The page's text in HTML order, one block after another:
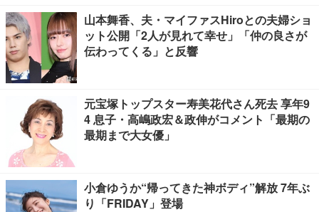
山本舞香、夫・マイファスHiroとの夫婦ショ
ット公開「2人が見れて幸せ」「仲の良さが
伝わってくる」と反響
元宝塚トップスター寿美花代さん死去 享年9
4 息子・高嶋政宏＆政伸がコメント「最期の
最期まで大女優」
小倉ゆうか“帰ってきた神ボディ”解放 7年ぶ
り「FRIDAY」登場